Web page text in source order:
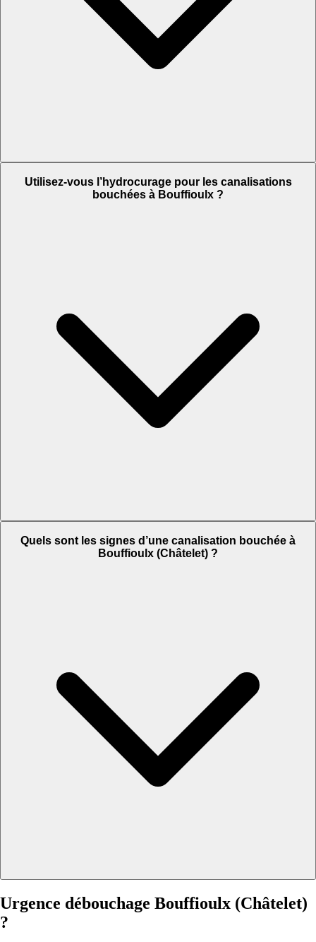
Utilisez-vous l’hydrocurage pour les canalisations
bouchées à Bouffioulx ?
Quels sont les signes d’une canalisation bouchée à
Bouffioulx (Châtelet) ?
Urgence débouchage Bouffioulx (Châtelet)
?